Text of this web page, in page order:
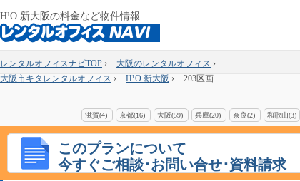
H¹O 新大阪の料金など物件情報
レンタルオフィスナビTOP › 大阪のレンタルオフィス ›
大阪市キタレンタルオフィス › H¹O 新大阪 › 203区画
滋賀(4) 京都(16) 大阪(59) 兵庫(20) 奈良(2) 和歌山(3)
このプランについて
今すぐご相談･お問い合せ･資料請求